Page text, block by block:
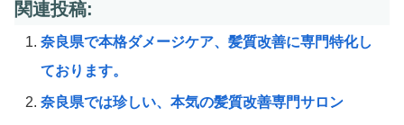
関連投稿:
奈良県で本格ダメージケア、髪質改善に専門特化し
ております。
奈良県では珍しい、本気の髪質改善専門サロン